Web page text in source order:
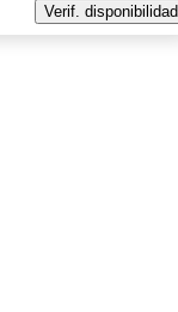
Verif. disponibilidad